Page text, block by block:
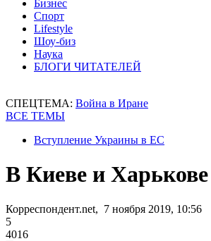
Бизнес
Спорт
Lifestyle
Шоу-биз
Наука
БЛОГИ ЧИТАТЕЛЕЙ
СПЕЦТЕМА: Война в Иране
ВСЕ ТЕМЫ
Вступление Украины в ЕС
В Киеве и
Корреспондент.net, 7 ноября 2019, 10:56
5
4016